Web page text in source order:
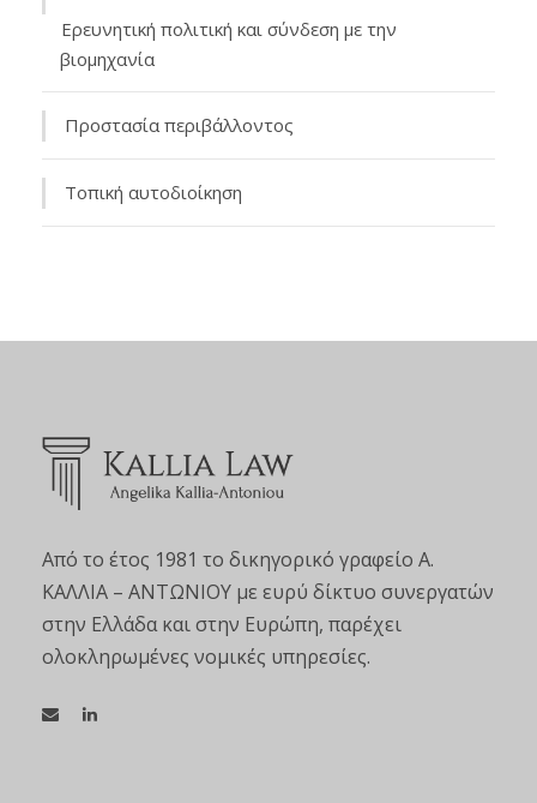
Eρευνητική πολιτική και σύνδεση με την
βιομηχανία
Προστασία περιβάλλοντος
Τοπική αυτοδιοίκηση
Από το έτος 1981 το δικηγορικό γραφείο Α.
ΚΑΛΛΙΑ – ΑΝΤΩΝΙΟΥ με ευρύ δίκτυο συνεργατών
στην Ελλάδα και στην Ευρώπη, παρέχει
ολοκληρωμένες νομικές υπηρεσίες.